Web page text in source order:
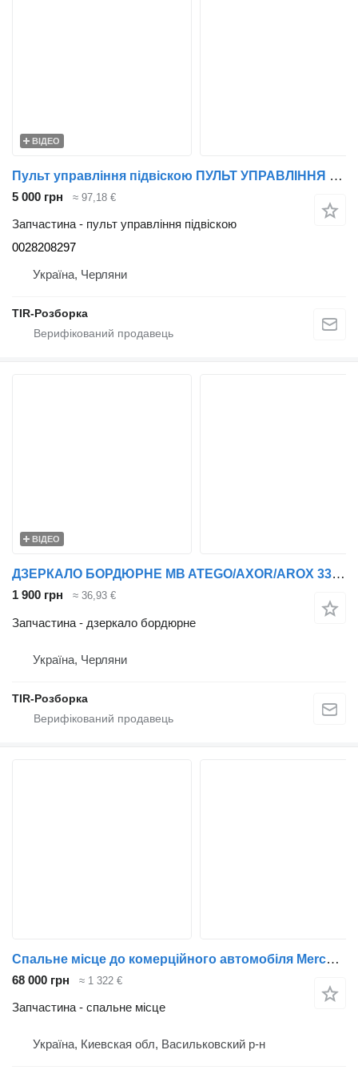
ВІДЕО
Пульт управління підвіскою ПУЛЬТ УПРАВЛІННЯ ПНЕВМОПІДВІСКОЮ MB ACTROS MP4 0028208297 до вантажівки Mercedes-Benz Actros
5 000 грн ≈ 97,18 €
Запчастина - пульт управління підвіскою
0028208297
Україна, Черляни
TIR-Розборка
ВІДЕО
ДЗЕРКАЛО БОРДЮРНЕ MB ATEGO/AXOR/AROX 338*275MM РУЧНЕ РЕГУЛ. З ПІ до тягача Mercedes-Benz AROCS, Atego
1 900 грн ≈ 36,93 €
Запчастина - дзеркало бордюрне
Україна, Черляни
TIR-Розборка
Спальне місце до комерційного автомобіля Mercedes-Benz
68 000 грн ≈ 1 322 €
Запчастина - спальне місце
Україна, Киевская обл, Васильковский р-н